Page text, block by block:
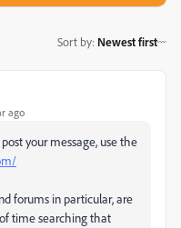
Sort by: Newest first
ago
your message, use the
forums in particular, are
time searching that